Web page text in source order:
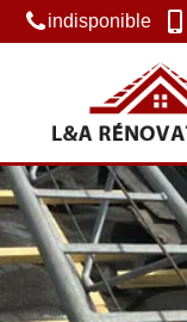
indisponible